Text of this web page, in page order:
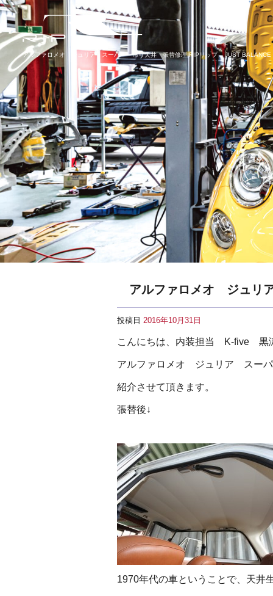
アルファロメオ ジュリア スーパー 吊り天井 張替修理|RIPリップ – JUST BALANCE
アルファロメオ ジュ
投稿日 2016年10月31日
こんにちは、内装担当 K-five 黒
アルファロメオ ジュリア スー
紹介させて頂きます。
張替後↓
1970年代の車ということで、天井